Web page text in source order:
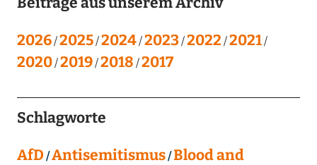
2026 2025 2024 2023 2022 2021
2020 2019 2018 2017
Schlagworte
AfD Antisemitismus Blood and